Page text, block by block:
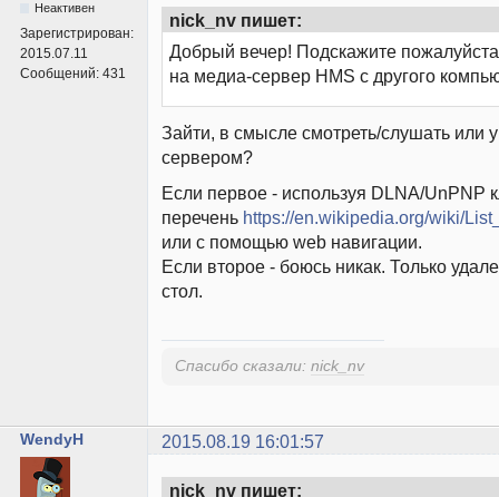
Неактивен
Зарегистрирован:
2015.07.11
Сообщений: 431
nick_nv пишет:
Добрый вечер! Подскажите
на медиа-сервер HMS с другого
Зайти, в смысле смотреть/слушать или
сервером?
Если первое - используя DLNA/UnPNP
перечень https://en.wikipedia.org/wiki/
или с помощью web навигации.
Если второе - боюсь никак. Только
стол.
Спасибо сказали: nick_nv
WendyH 2015.08.19 16:01:57
nick_nv пишет: